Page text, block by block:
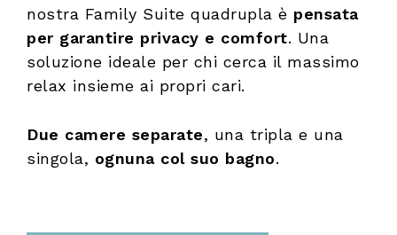
nostra Family Suite quadrupla è pensata
per garantire privacy e comfort. Una
soluzione ideale per chi cerca il massimo
relax insieme ai propri cari.
Due camere separate, una tripla e una
singola, ognuna col suo bagno.